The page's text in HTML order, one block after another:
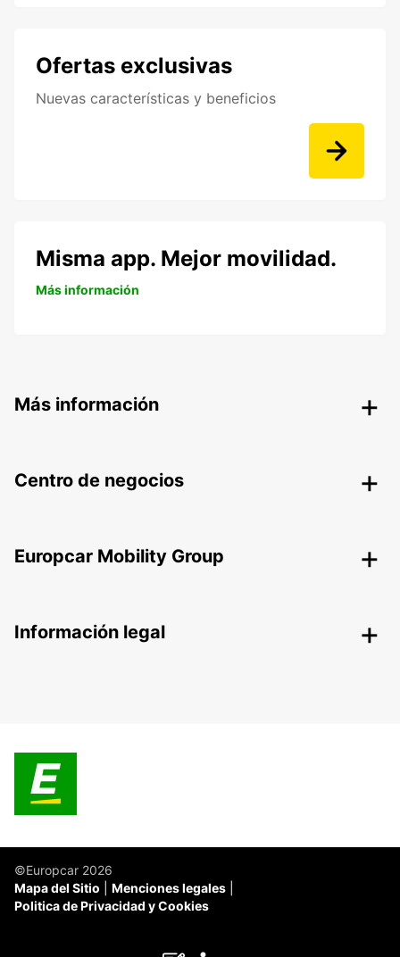
Ofertas exclusivas
Nuevas características y beneficios
Misma app. Mejor movilidad.
Más información
Más información
Centro de negocios
Europcar Mobility Group
Información legal
©Europcar 2026
Mapa del Sitio
Menciones legales
Politica de Privacidad y Cookies